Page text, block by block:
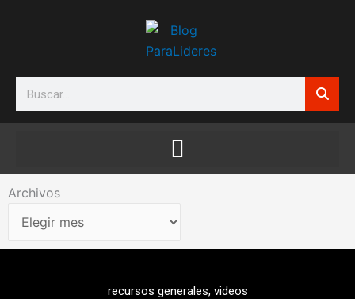
Search
Archivos
Archivos
recursos generales, videos